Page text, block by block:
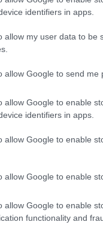
identifiers in apps.
allow my user data to be
allow Google to send me
allow Google to enable
identifiers in apps.
allow Google to enable
allow Google to enable
allow Google to enable
functionality and
álmok
váltak:
és
valaha